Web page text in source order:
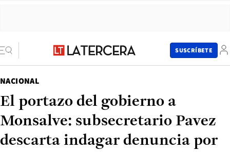
SUSCRÍBETE
NACIONAL
El portazo del gobierno a
Monsalve: subsecretario Pavez
descarta indagar denuncia por